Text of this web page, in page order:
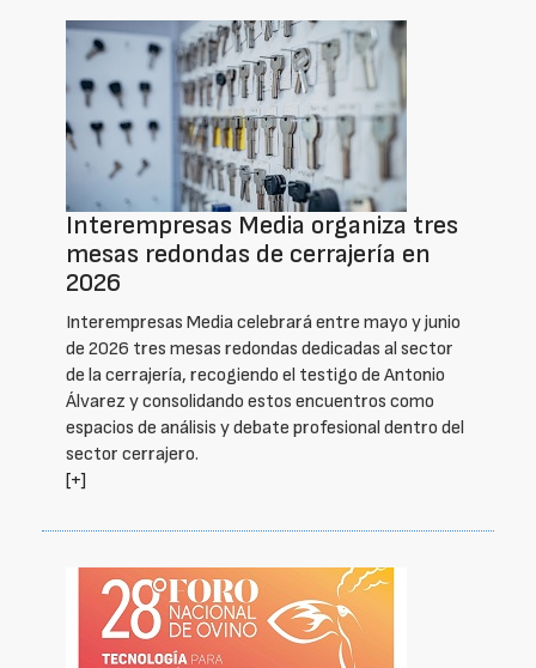
Interempresas Media organiza tres
mesas redondas de cerrajería en
2026
Interempresas Media celebrará entre mayo y junio
de 2026 tres mesas redondas dedicadas al sector
de la cerrajería, recogiendo el testigo de Antonio
Álvarez y consolidando estos encuentros como
espacios de análisis y debate profesional dentro del
sector cerrajero.
[+]